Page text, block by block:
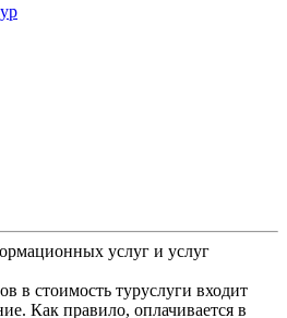
услуг и услуг
в стоимость туруслуги входит
Как правило, оплачивается в